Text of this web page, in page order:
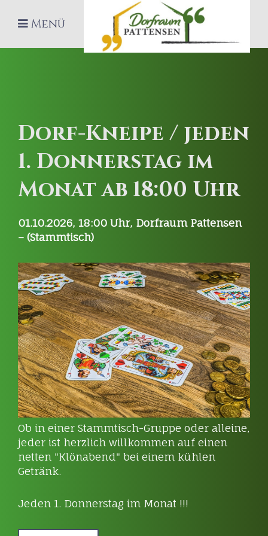
Menü
Dorf-Kneipe / jeden
1. Donnerstag im
Monat ab 18:00 Uhr
01.10.2026, 18:00 Uhr, Dorfraum Pattensen
– (Stammtisch)
Ob in einer Stammtisch-Gruppe oder alleine,
jeder ist herzlich willkommen auf einen
netten "Klönabend" bei einem kühlen
Getränk.
Jeden 1. Donnerstag im Monat !!!